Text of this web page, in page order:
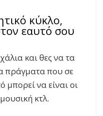
κύκλο,
εαυτό σου
και θες να τα
πράγματα που σε
να είναι οι
κτλ.